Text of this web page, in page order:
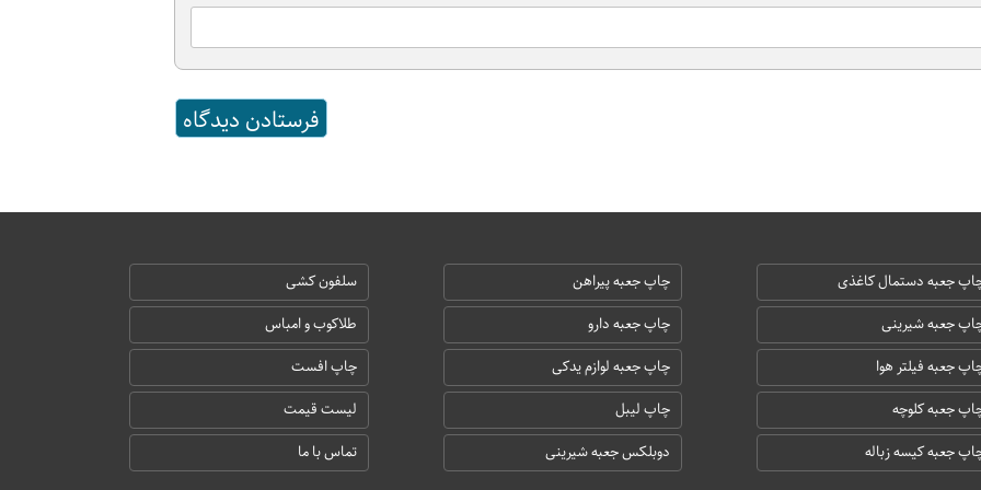
جعبه دستمال کاغذی
جعبه شیرینی
جعبه فیلتر هوا
جعبه کلوچه
جعبه کیسه زباله
چاپ جعبه پیراهن
چاپ جعبه دارو
چاپ جعبه لوازم یدکی
چاپ لیبل
دوبلکس جعبه شیرینی
سلفون کشی
طلاکوب و امباس
چاپ افست
لیست قیمت
تماس با ما